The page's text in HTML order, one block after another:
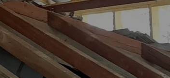
Bâchage de toiture
87
Urgence
toiture 87